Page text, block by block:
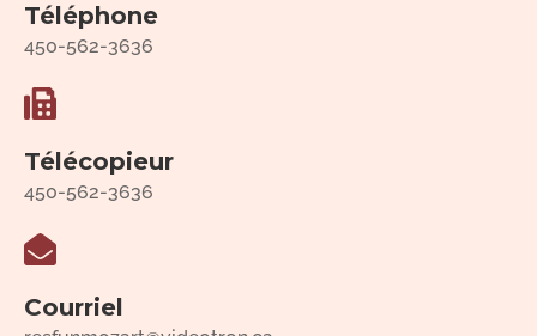
Téléphone
450-562-3636
Télécopieur
450-562-3636
Courriel